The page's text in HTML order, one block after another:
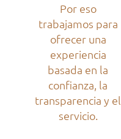
Por eso
trabajamos para
ofrecer una
experiencia
basada en la
confianza, la
transparencia y el
servicio.